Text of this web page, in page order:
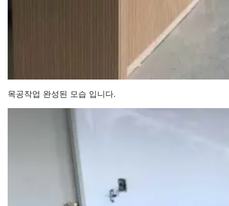
목공작업 완성된 모습 입니다.